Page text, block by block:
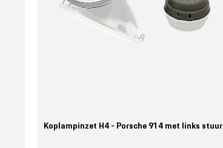
Koplampinzet H4 - Porsche 914 met links stuur